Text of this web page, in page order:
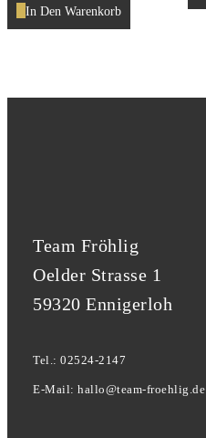
In Den Warenkorb
Team Fröhlig
Oelder Strasse 1
59320 Ennigerloh
Tel.: 02524-2147
E-Mail: hallo@team-froehlig.de